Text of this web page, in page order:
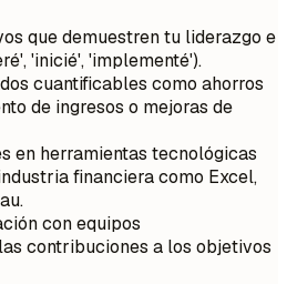
que demuestren tu liderazgo e
'inicié', 'implementé').
cuantificables como ahorros
de ingresos o mejoras de
en herramientas tecnológicas
financiera como Excel,
con equipos
contribuciones a los objetivos